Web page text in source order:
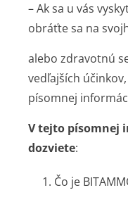
– Ak sa u vás
obráťte sa na
alebo zdravotnú
vedľajších
písomnej
V tejto písomnej
dozviete:
1. Čo je